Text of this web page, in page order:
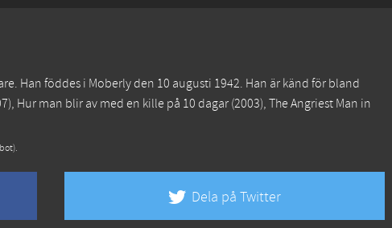
Han föddes i Moberly den 10 augusti 1942. Han är känd för bland
Hur man blir av med en kille på 10 dagar (2003), The Angriest Man in
Dela på Twitter